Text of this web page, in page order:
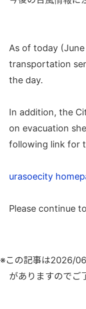
As of today
transportation
the day.
In addition, the
on evacuation
following link for
urasoecity
Please continue
※この記事は2026/
がありますのでご